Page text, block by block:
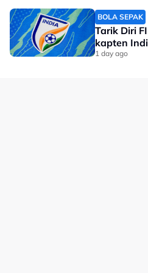
pemulihannya serta
beraksi di gelanggang
kenyataan BAM.
BOLA SEPAK
Tarik Diri
kapten
1 day ago